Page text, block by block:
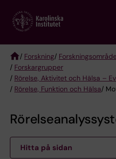
main
Breadcrumb
/ Forskning/
/ Forskargrupper
/ Rörelse, Aktivitet och Hälsa –
/ Rörelse, Funktion och Hälsa/
Hitta på sidan